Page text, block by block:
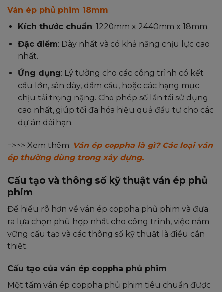
Ván ép phủ phim 18mm
Kích thước chuẩn: 1220mm x 2440mm x 18mm.
Đặc điểm: Dày nhất và có khả năng chịu lực cao
nhất.
Ứng dụng: Lý tưởng cho các công trình có kết
cấu lớn, sàn dày, dầm cầu, hoặc các hạng mục
chịu tải trọng nặng. Cho phép số lần tái sử dụng
cao nhất, giúp tối đa hóa hiệu quả đầu tư cho các
dự án dài hạn.
=>>> Xem thêm: Ván ép coppha là gì? Các loại ván
ép thường dùng trong xây dựng.
Cấu tạo và thông số kỹ thuật ván ép phủ
phim
Để hiểu rõ hơn về ván ép coppha phủ phim và đưa
ra lựa chọn phù hợp nhất cho công trình, việc nắm
vững cấu tạo và các thông số kỹ thuật là điều cần
thiết.
Cấu tạo của ván ép coppha phủ phim
Một tấm ván ép coppha phủ phim tiêu chuẩn được